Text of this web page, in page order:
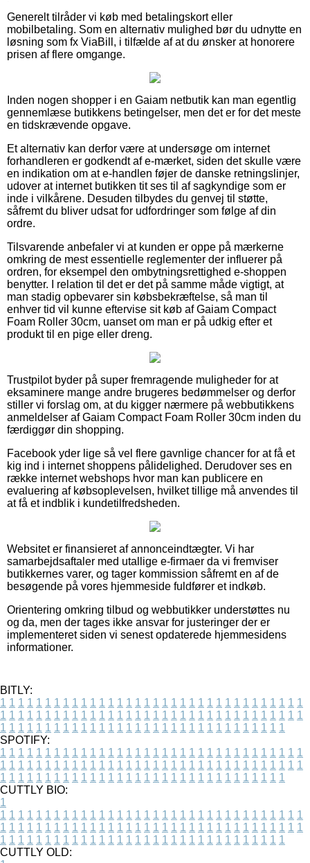
Generelt tilråder vi køb med betalingskort eller
mobilbetaling. Som en alternativ mulighed bør du udnytte en
løsning som fx ViaBill, i tilfælde af at du ønsker at honorere
prisen af flere omgange.
Inden nogen shopper i en Gaiam netbutik kan man egentlig
gennemlæse butikkens betingelser, men det er for det meste
en tidskrævende opgave.
Et alternativ kan derfor være at undersøge om internet
forhandleren er godkendt af e-mærket, siden det skulle være
en indikation om at e-handlen føjer de danske retningslinjer,
udover at internet butikken tit ses til af sagkyndige som er
inde i vilkårene. Desuden tilbydes du genvej til støtte,
såfremt du bliver udsat for udfordringer som følge af din
ordre.
Tilsvarende anbefaler vi at kunden er oppe på mærkerne
omkring de mest essentielle reglementer der influerer på
ordren, for eksempel den ombytningsrettighed e-shoppen
benytter. I relation til det er det på samme måde vigtigt, at
man stadig opbevarer sin købsbekræftelse, så man til
enhver tid vil kunne eftervise sit køb af Gaiam Compact
Foam Roller 30cm, uanset om man er på udkig efter et
produkt til en pige eller dreng.
Trustpilot byder på super fremragende muligheder for at
eksaminere mange andre brugeres bedømmelser og derfor
stiller vi forslag om, at du kigger nærmere på webbutikkens
anmeldelser af Gaiam Compact Foam Roller 30cm inden du
færdiggør din shopping.
Facebook yder lige så vel flere gavnlige chancer for at få et
kig ind i internet shoppens pålidelighed. Derudover ses en
række internet webshops hvor man kan publicere en
evaluering af købsoplevelsen, hvilket tillige må anvendes til
at få et indblik i kundetilfredsheden.
Websitet er finansieret af annonceindtægter. Vi har
samarbejdsaftaler med utallige e-firmaer da vi fremviser
butikkernes varer, og tager kommission såfremt en af de
besøgende på vores hjemmeside fuldfører et indkøb.
Orientering omkring tilbud og webbutikker understøttes nu
og da, men der tages ikke ansvar for justeringer der er
implementeret siden vi senest opdaterede hjemmesidens
informationer.
BITLY:
1 1 1 1 1 1 1 1 1 1 1 1 1 1 1 1 1 1 1 1 1 1 1 1 1 1 1 1 1 1 1 1 1 1
1 1 1 1 1 1 1 1 1 1 1 1 1 1 1 1 1 1 1 1 1 1 1 1 1 1 1 1 1 1 1 1 1 1
1 1 1 1 1 1 1 1 1 1 1 1 1 1 1 1 1 1 1 1 1 1 1 1 1 1 1 1 1 1 1 1
SPOTIFY:
1 1 1 1 1 1 1 1 1 1 1 1 1 1 1 1 1 1 1 1 1 1 1 1 1 1 1 1 1 1 1 1 1 1
1 1 1 1 1 1 1 1 1 1 1 1 1 1 1 1 1 1 1 1 1 1 1 1 1 1 1 1 1 1 1 1 1 1
1 1 1 1 1 1 1 1 1 1 1 1 1 1 1 1 1 1 1 1 1 1 1 1 1 1 1 1 1 1 1 1
CUTTLY BIO:
1
1 1 1 1 1 1 1 1 1 1 1 1 1 1 1 1 1 1 1 1 1 1 1 1 1 1 1 1 1 1 1 1 1 1
1 1 1 1 1 1 1 1 1 1 1 1 1 1 1 1 1 1 1 1 1 1 1 1 1 1 1 1 1 1 1 1 1 1
1 1 1 1 1 1 1 1 1 1 1 1 1 1 1 1 1 1 1 1 1 1 1 1 1 1 1 1 1 1 1 1
CUTTLY OLD: